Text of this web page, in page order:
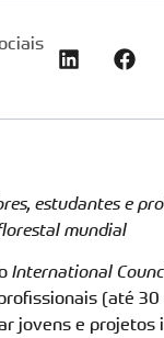
estudantes e
mundial
International
(até
jovens e